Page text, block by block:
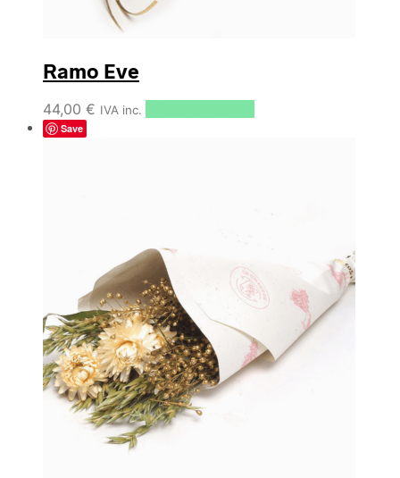
Ramo Eve
44,00 € IVA inc.
Save